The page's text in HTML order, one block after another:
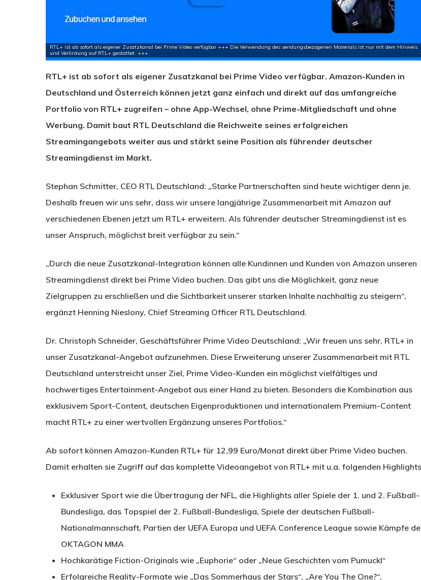
RTL+ ist ab sofort als eigener Zusatzkanal bei Prime Video verfügbar +++ Die Verwendung des sendungsbezogenen Materials ist nur mit dem Hinweis
und Verlinkung auf RTL+ gestattet. +++
RTL+ ist ab sofort als eigener Zusatzkanal bei Prime Video verfügbar. Amazon-Kunden in
Deutschland und Österreich können jetzt ganz einfach und direkt auf das umfangreiche
Portfolio von RTL+ zugreifen – ohne App-Wechsel, ohne Prime-Mitgliedschaft und ohne
Werbung. Damit baut RTL Deutschland die Reichweite seines erfolgreichen
Streamingangebots weiter aus und stärkt seine Position als führender deutscher
Streamingdienst im Markt.
Stephan Schmitter, CEO RTL Deutschland: „Starke Partnerschaften sind heute wichtiger denn je.
Deshalb freuen wir uns sehr, dass wir unsere langjährige Zusammenarbeit mit Amazon auf
verschiedenen Ebenen jetzt um RTL+ erweitern. Als führender deutscher Streamingdienst ist es
unser Anspruch, möglichst breit verfügbar zu sein.“
„Durch die neue Zusatzkanal-Integration können alle Kundinnen und Kunden von Amazon unseren
Streamingdienst direkt bei Prime Video buchen. Das gibt uns die Möglichkeit, ganz neue
Zielgruppen zu erschließen und die Sichtbarkeit unserer starken Inhalte nachhaltig zu steigern“,
ergänzt Henning Nieslony, Chief Streaming Officer RTL Deutschland.
Dr. Christoph Schneider, Geschäftsführer Prime Video Deutschland: „Wir freuen uns sehr, RTL+ in
unser Zusatzkanal-Angebot aufzunehmen. Diese Erweiterung unserer Zusammenarbeit mit RTL
Deutschland unterstreicht unser Ziel, Prime Video-Kunden ein möglichst vielfältiges und
hochwertiges Entertainment-Angebot aus einer Hand zu bieten. Besonders die Kombination aus
exklusivem Sport-Content, deutschen Eigenproduktionen und internationalem Premium-Content
macht RTL+ zu einer wertvollen Ergänzung unseres Portfolios.“
Ab sofort können Amazon-Kunden RTL+ für 12,99 Euro/Monat direkt über Prime Video buchen.
Damit erhalten sie Zugriff auf das komplette Videoangebot von RTL+ mit u.a. folgenden
Exklusiver Sport wie die Übertragung der NFL, die Highlights aller Spiele der 1. und 2. Fußball-
Bundesliga, das Topspiel der 2. Fußball-Bundesliga, Spiele der deutschen Fußball-
Nationalmannschaft, Partien der UEFA Europa und UEFA Conference League sowie Kämpfe
OKTAGON MMA
Hochkarätige Fiction-Originals wie „Euphorie“ oder „Neue Geschichten vom Pumuckl“
Erfolgreiche Reality-Formate wie „Das Sommerhaus der Stars“, „Are You The One?“,